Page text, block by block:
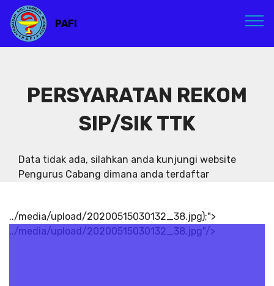
PAFI
PERSYARATAN REKOM
SIP/SIK TTK
Data tidak ada, silahkan anda kunjungi website
Pengurus Cabang dimana anda terdaftar
../media/upload/20200515030132_38.jpg);">
../media/upload/20200515030132_38.jpg"/>